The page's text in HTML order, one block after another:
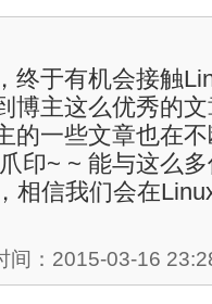
终于有机会接触
博主这么优秀的
的一些文章也在
印~ ~ 能与这么
相信我们会在
间：2015-03-16